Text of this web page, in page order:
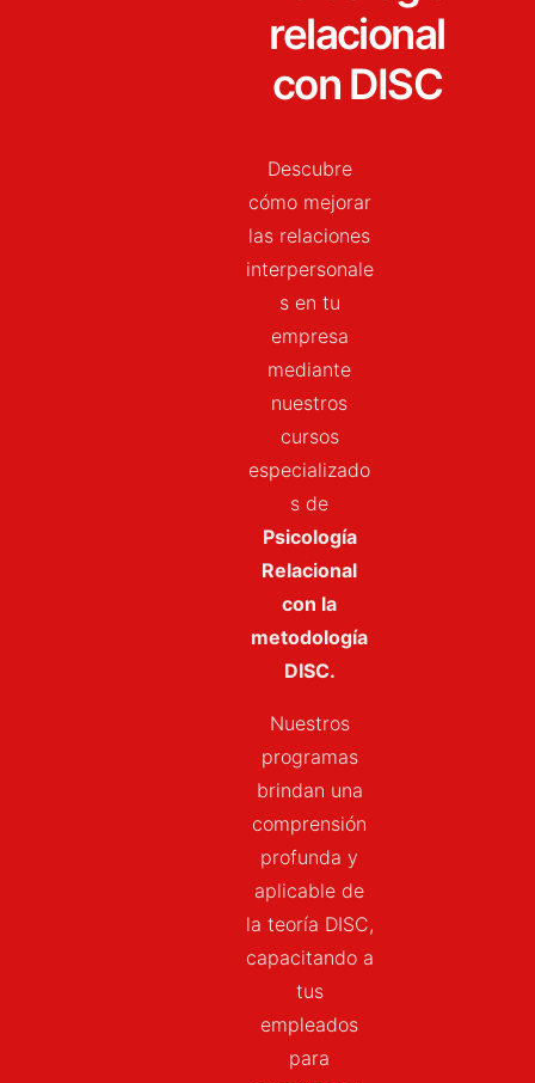
relacional
con DISC
Descubre
cómo mejorar
las relaciones
interpersonale
s en tu
empresa
mediante
nuestros
cursos
especializado
s de
Psicología
Relacional
con la
metodología
DISC.
Nuestros
programas
brindan una
comprensión
profunda y
aplicable de
la teoría DISC,
capacitando a
tus
empleados
para